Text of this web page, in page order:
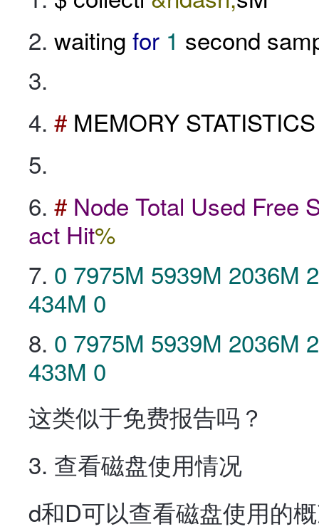
waiting for 1 second
# MEMORY STATISTICS
# Node Total Used Free
act Hit%
0 7975M 5939M 2036M
434M 0
0 7975M 5939M 2036M
433M 0
这类似于免费报告吗？
3. 查看磁盘使用情况
d和D可以查看磁盘使用的